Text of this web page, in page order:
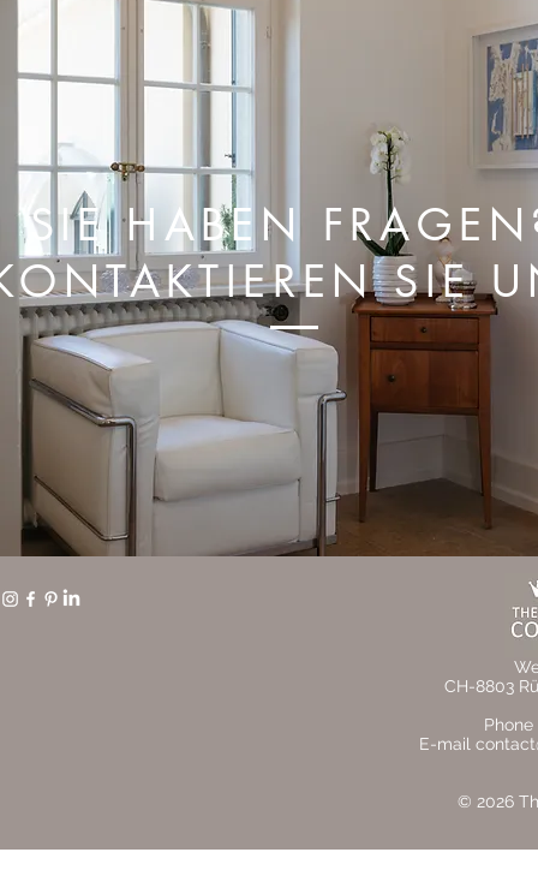
SIE HABEN
SIE
CH-8803
Phone
E-mail
© 2026